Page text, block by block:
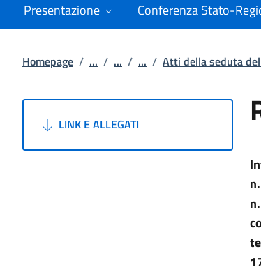
Presentazione Conferenza Stato-
Homepage / ... / ... / ... / Atti della seduta
LINK E ALLEGATI